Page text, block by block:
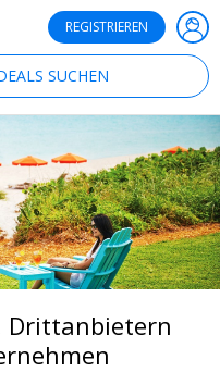
REGISTRIEREN
SUCHEN
Drittanbietern